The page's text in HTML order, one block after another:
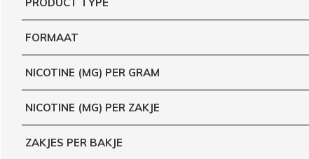
FORMAAT
NICOTINE (MG) PER GRAM
NICOTINE (MG) PER ZAKJE
ZAKJES PER BAKJE